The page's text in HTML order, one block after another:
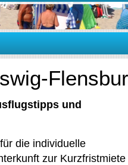
und
die individuelle
zur Kurzfristmiete